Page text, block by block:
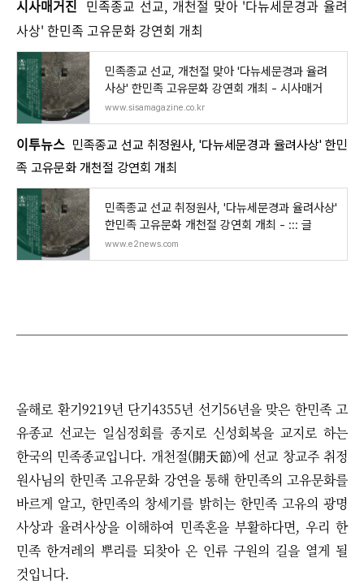
시사매거진 민족종교 선교, 개천절 맞아 '다뉴세문경과 율려
사상' 한민족 고유문화 강연회 개최
민족종교 선교, 개천절 맞아 '다뉴세문경과 율려
사상' 한민족 고유문화 강연회 개최 - 시사매거
www.sisamagazine.co.kr
이투뉴스 민족종교 선교 취정원사, '다뉴세문경과 율려사상' 한민
족 고유문화 개천절 강연회 개최
민족종교 선교 취정원사, '다뉴세문경과 율려사상'
한민족 고유문화 개천절 강연회 개최 - ::: 글
www.e2news.com
올해로 환기9219년 단기4355년 선기56년을 맞은 한민족 고
유종교 선교는 일심정회를 종지로 신성회복을 교지로 하는
한국의 민족종교입니다. 개천절(開天節)에 선교 창교주 취정
원사님의 한민족 고유문화 강연을 통해 한민족의 고유문화를
바르게 알고,한민족의 창세기를 밝히는 한민족 고유의 광명
사상과 율려사상을 이해하여 민족혼을 부활하다면, 우리 한
민족 한겨레의 뿌리를 되찾아 온 인류 구원의 길을 열게 될
것입니다.